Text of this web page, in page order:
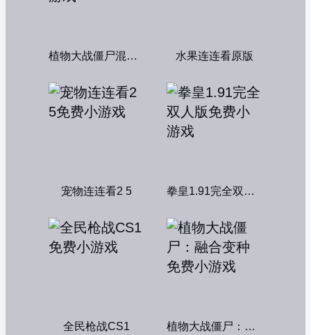
植物大战僵尸混合版 水果连连看原版
宠物连连看2 5 拳皇1.91完全双人版
全民枪战CS1 植物大战僵尸：融合变种